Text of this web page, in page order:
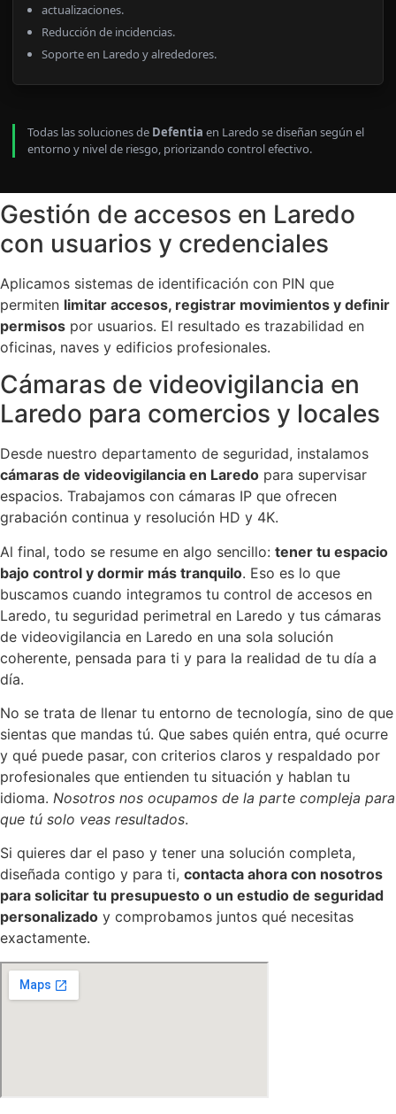
actualizaciones.
Reducción de incidencias.
Soporte en Laredo y alrededores.
Todas las soluciones de Defentia en Laredo se diseñan según el
entorno y nivel de riesgo, priorizando control efectivo.
Gestión de accesos en Laredo
con usuarios y credenciales
Aplicamos sistemas de identificación con PIN que
permiten limitar accesos, registrar movimientos y definir
permisos por usuarios. El resultado es trazabilidad en
oficinas, naves y edificios profesionales.
Cámaras de videovigilancia en
Laredo para comercios y locales
Desde nuestro departamento de seguridad, instalamos
cámaras de videovigilancia en Laredo para supervisar
espacios. Trabajamos con cámaras IP que ofrecen
grabación continua y resolución HD y 4K.
Al final, todo se resume en algo sencillo: tener tu espacio
bajo control y dormir más tranquilo. Eso es lo que
buscamos cuando integramos tu control de accesos en
Laredo, tu seguridad perimetral en Laredo y tus cámaras
de videovigilancia en Laredo en una sola solución
coherente, pensada para ti y para la realidad de tu día a
día.
No se trata de llenar tu entorno de tecnología, sino de que
sientas que mandas tú. Que sabes quién entra, qué ocurre
y qué puede pasar, con criterios claros y respaldado por
profesionales que entienden tu situación y hablan tu
idioma. Nosotros nos ocupamos de la parte compleja para
que tú solo veas resultados.
Si quieres dar el paso y tener una solución completa,
diseñada contigo y para ti, contacta ahora con nosotros
para solicitar tu presupuesto o un estudio de seguridad
personalizado y comprobamos juntos qué necesitas
exactamente.